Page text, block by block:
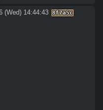
(Wed) 14:44:43 8f7a5c